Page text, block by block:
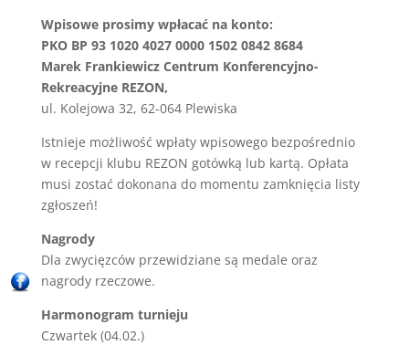
Wpisowe prosimy wpłacać na konto:
PKO BP 93 1020 4027 0000 1502 0842 8684
Marek Frankiewicz Centrum Konferencyjno-
Rekreacyjne REZON,
ul. Kolejowa 32, 62-064 Plewiska
Istnieje możliwość wpłaty wpisowego bezpośrednio
w recepcji klubu REZON gotówką lub kartą. Opłata
musi zostać dokonana do momentu zamknięcia listy
zgłoszeń!
Nagrody
Dla zwycięzców przewidziane są medale oraz
nagrody rzeczowe.
Harmonogram turnieju
Czwartek (04.02.)